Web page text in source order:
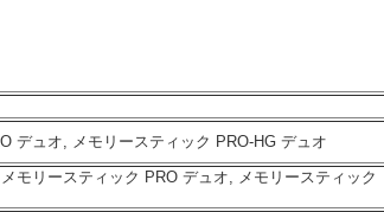
デュオ, メモリースティック PRO-HG デュオ
モリースティック PRO デュオ, メモリースティック